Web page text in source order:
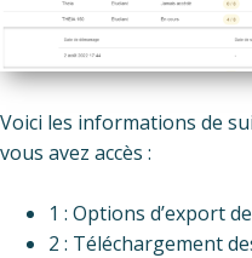
Voici les informations de
vous avez accès :
1 : Options d’export
2 : Téléchargement